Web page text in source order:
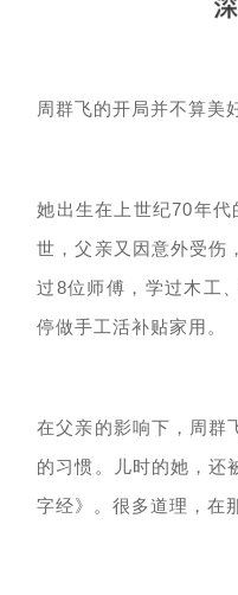
周群飞的开局并不算美
她出生在上世纪70年代
世，父亲又因意外受伤
过8位师傅，学过木工
停做手工活补贴家用。
在父亲的影响下，周群
的习惯。儿时的她，还
字经》。很多道理，在